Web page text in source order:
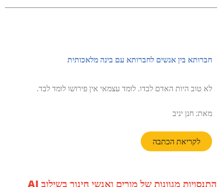
חברותא בין אנשים לחברותא עם בינה מלאכותית
לא טוב היות האדם לבדו. לומד עצמאי אין פירושו לומד לבד.
מאת: חנן יניב
לקריאת הכתבה
התנסויות מגוונות של מורים ואנשי חינוך בשילוב AI